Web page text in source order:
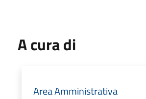
A cura di
Area Amministrativa